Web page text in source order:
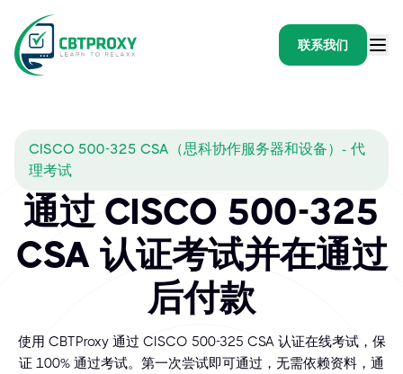
联系我们
CISCO 500-325 CSA（思科协作服务器和设备）- 代
理考试
通过 CISCO 500-325
CSA 认证考试并在通过
后付款
使用 CBTProxy 通过 CISCO 500-325 CSA 认证在线考试，保
证 100% 通过考试。第一次尝试即可通过，无需依赖资料，通